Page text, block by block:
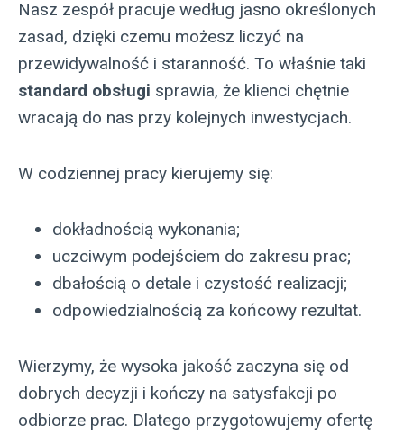
Nasz zespół pracuje według jasno określonych
zasad, dzięki czemu możesz liczyć na
przewidywalność i staranność. To właśnie taki
standard obsługi sprawia, że klienci chętnie
wracają do nas przy kolejnych inwestycjach.
W codziennej pracy kierujemy się:
dokładnością wykonania;
uczciwym podejściem do zakresu prac;
dbałością o detale i czystość realizacji;
odpowiedzialnością za końcowy rezultat.
Wierzymy, że wysoka jakość zaczyna się od
dobrych decyzji i kończy na satysfakcji po
odbiorze prac. Dlatego przygotowujemy ofertę